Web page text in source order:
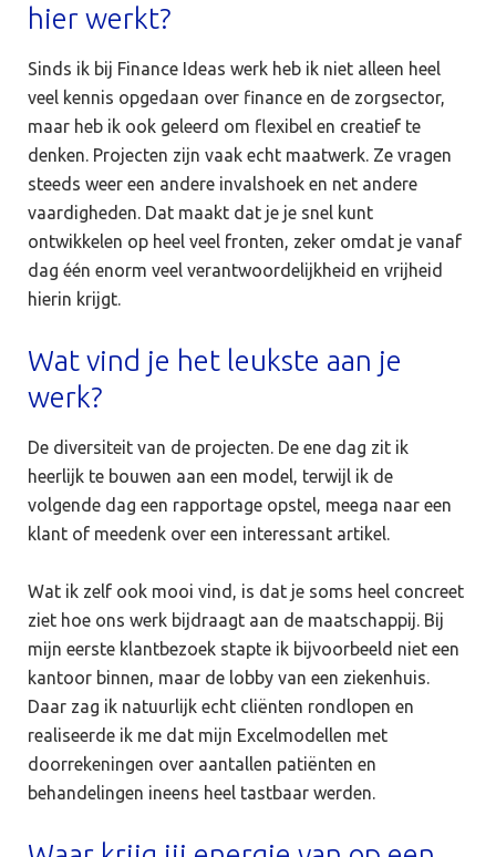
hier werkt?
Sinds ik bij Finance Ideas werk heb ik niet alleen heel
veel kennis opgedaan over finance en de zorgsector,
maar heb ik ook geleerd om flexibel en creatief te
denken. Projecten zijn vaak echt maatwerk. Ze vragen
steeds weer een andere invalshoek en net andere
vaardigheden. Dat maakt dat je je snel kunt
ontwikkelen op heel veel fronten, zeker omdat je vanaf
dag één enorm veel verantwoordelijkheid en vrijheid
hierin krijgt.
Wat vind je het leukste aan je
werk?
De diversiteit van de projecten. De ene dag zit ik
heerlijk te bouwen aan een model, terwijl ik de
volgende dag een rapportage opstel, meega naar een
klant of meedenk over een interessant artikel.
Wat ik zelf ook mooi vind, is dat je soms heel concreet
ziet hoe ons werk bijdraagt aan de maatschappij. Bij
mijn eerste klantbezoek stapte ik bijvoorbeeld niet een
kantoor binnen, maar de lobby van een ziekenhuis.
Daar zag ik natuurlijk echt cliënten rondlopen en
realiseerde ik me dat mijn Excelmodellen met
doorrekeningen over aantallen patiënten en
behandelingen ineens heel tastbaar werden.